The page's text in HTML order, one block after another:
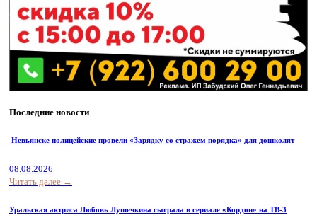
Последние новости
Невьянске полицейские провели «Зарядку со стражем порядка» для дошколят
08.08.2026
Читать далее →
Уральская актриса Любовь Лушечкина сыграла в сериале «Кордон» на ТВ-3